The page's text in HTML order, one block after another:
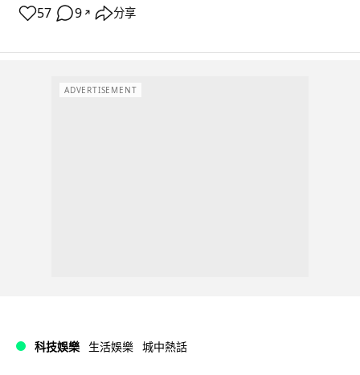
57 9 ↗ 分享
ADVERTISEMENT
科技娛樂 生活娛樂 城中熱話